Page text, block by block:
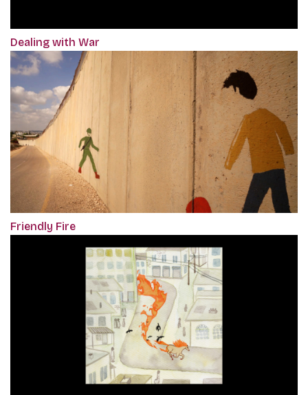
Dealing with War
Friendly Fire